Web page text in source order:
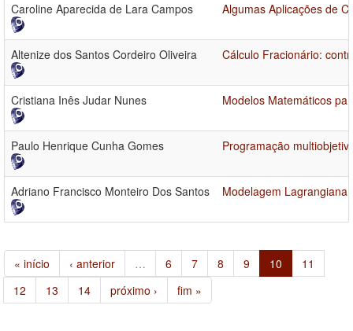
Caroline Aparecida de Lara Campos Algumas Aplicações de
Altenize dos Santos Cordeiro Oliveira Cálculo Fracionário:
Cristiana Inês Judar Nunes Modelos Matemáticos
Paulo Henrique Cunha Gomes Programação
Adriano Francisco Monteiro Dos Santos Modelagem Lagrangiana
« início ‹ anterior … 6 7 8 9 10
11
12
13 14 próximo › fim »